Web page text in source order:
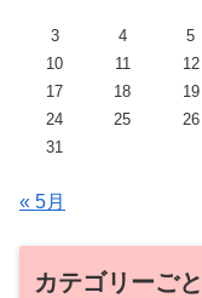
3
4 5
10
11 12
17
18 19
24
25 26
31
« 5月
カテゴリーご